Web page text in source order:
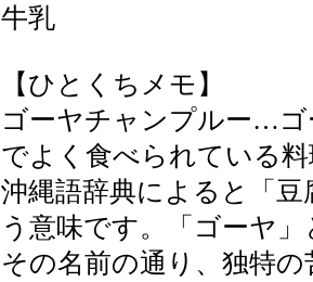
牛乳
【ひとくちメモ】
ゴーヤチャンプルー…
でよく食べられている
沖縄語辞典によると「
う意味です。「ゴーヤ
その名前の通り、独特